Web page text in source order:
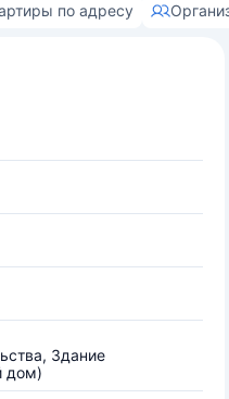
по адресу
Здание
дом)